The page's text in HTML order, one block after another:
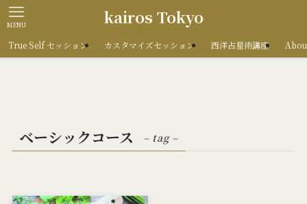
kairos Tokyo
MENU
True Self セッション カスタマイズセッション 西洋占星術講座
ベーシックコース – tag –